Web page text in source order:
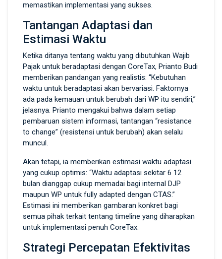
memastikan implementasi yang sukses.
Tantangan Adaptasi dan
Estimasi Waktu
Ketika ditanya tentang waktu yang dibutuhkan Wajib
Pajak untuk beradaptasi dengan CoreTax, Prianto Budi
memberikan pandangan yang realistis: “Kebutuhan
waktu untuk beradaptasi akan bervariasi. Faktornya
ada pada kemauan untuk berubah dari WP itu sendiri,”
jelasnya. Prianto mengakui bahwa dalam setiap
pembaruan sistem informasi, tantangan “resistance
to change” (resistensi untuk berubah) akan selalu
muncul.
Akan tetapi, ia memberikan estimasi waktu adaptasi
yang cukup optimis: “Waktu adaptasi sekitar 6 12
bulan dianggap cukup memadai bagi internal DJP
maupun WP untuk fully adapted dengan CTAS.”
Estimasi ini memberikan gambaran konkret bagi
semua pihak terkait tentang timeline yang diharapkan
untuk implementasi penuh CoreTax.
Strategi Percepatan Efektivitas